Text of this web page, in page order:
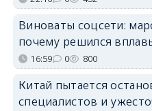
Виноваты соцсети:
почему решился
16:59 0 800
Китай пытается
специалистов и